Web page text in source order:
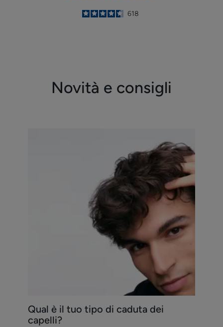
4.6
/
5
618
Novità e consigli
Qual è il tuo tipo di caduta dei
capelli?